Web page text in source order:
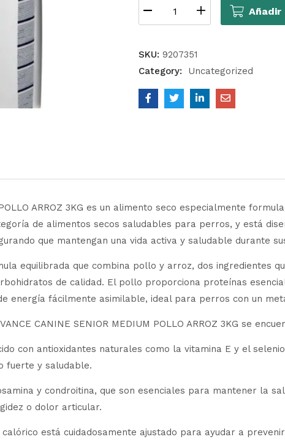
SKU: 9207351
Category:
Uncategorized
POLLO ARROZ 3KG es un alimento seco especialmente
de alimentos secos saludables para perros, y está
que mantengan una vida activa y saludable durante
equilibrada que combina pollo y arroz, dos ingredientes
de calidad. El pollo proporciona proteínas
energía fácilmente asimilable, ideal para perros con un
CANINE SENIOR MEDIUM POLLO ARROZ 3KG se
con antioxidantes naturales como la vitamina E y el
fuerte y saludable.
y condroitina, que son esenciales para mantener la
o dolor articular.
está cuidadosamente ajustado para ayudar a